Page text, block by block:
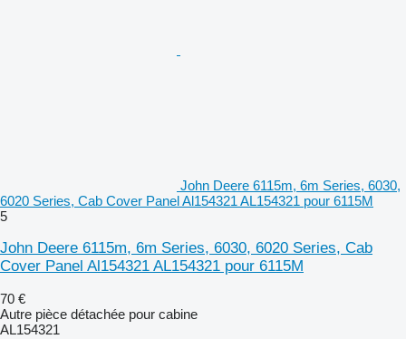
John Deere 6115m, 6m Series, 6030,
6020 Series, Cab Cover Panel Al154321 AL154321 pour 6115M
5
John Deere 6115m, 6m Series, 6030, 6020 Series, Cab
Cover Panel Al154321 AL154321 pour 6115M
70 €
Autre pièce détachée pour cabine
AL154321